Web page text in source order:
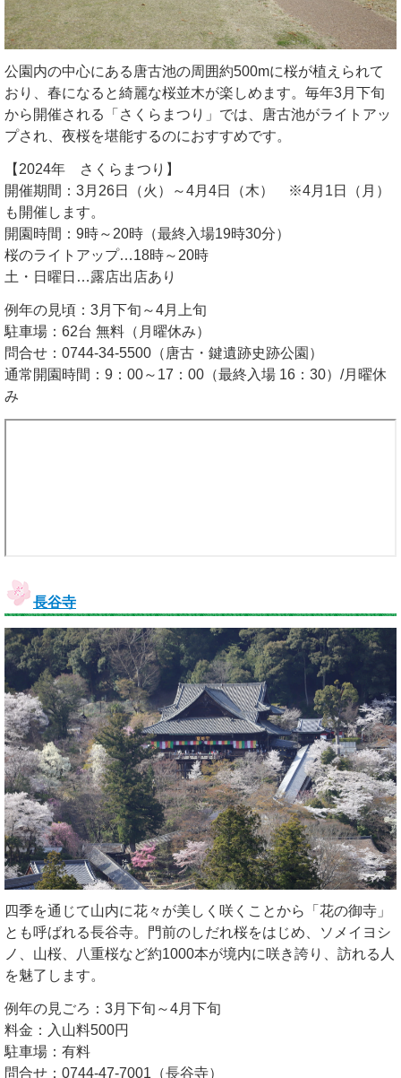
公園内の中心にある唐古池の周囲約500mに桜が植えられて
おり、春になると綺麗な桜並木が楽しめます。毎年3月下旬
から開催される「さくらまつり」では、唐古池がライトアッ
プされ、夜桜を堪能するのにおすすめです。
【2024年 さくらまつり】
開催期間：3月26日（火）～4月4日（木） ※4月1日（月）
も開催します。
開園時間：9時～20時（最終入場19時30分）
桜のライトアップ…18時～20時
土・日曜日…露店出店あり
例年の見頃：3月下旬～4月上旬
駐車場：62台 無料（月曜休み）
問合せ：0744-34-5500（唐古・鍵遺跡史跡公園）
通常開園時間：9：00～17：00（最終入場 16：30）/月曜休
み
長谷寺
四季を通じて山内に花々が美しく咲くことから「花の御寺」
とも呼ばれる長谷寺。門前のしだれ桜をはじめ、ソメイヨシ
ノ、山桜、八重桜など約1000本が境内に咲き誇り、訪れる人
を魅了します。
例年の見ごろ：3月下旬～4月下旬
料金：入山料500円
駐車場：有料
問合せ：0744-47-7001（長谷寺）